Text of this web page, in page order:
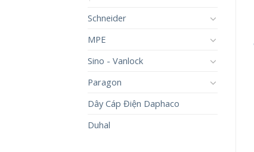
Schneider
MPE
Sino - Vanlock
Paragon
Dây Cáp Điện Daphaco
Duhal